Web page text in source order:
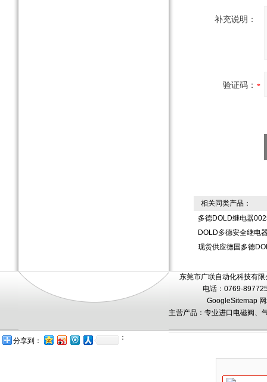
补充说明：
验证码：
相关同类产品：
多德DOLD继电器
DOLD多德安全继电
现货供应德国多德
东莞市广联自动化科技有
电话：0769-
GoogleSitemap
主营产品：专业进口电磁阀、
：
分享到：